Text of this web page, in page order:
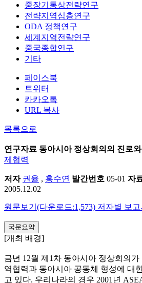
중장기통상전략연구
전략지역심층연구
ODA 정책연구
세계지역전략연구
중국종합연구
기타
페이스북
트위터
카카오톡
URL 복사
목록으로
연구자료 동아시아 정상회의의 진로와
제협력
저자 권율 , 홍수연 발간번호 05-01 자
2005.12.02
원문보기(다운로드:1,573) 저자별 보고
국문요약
[개최 배경]
금년 12월 제1차 동아시아 정상회의가
역협력과 동아시아 공동체 형성에 대
고 있다. 우리나라의 경우 2001년